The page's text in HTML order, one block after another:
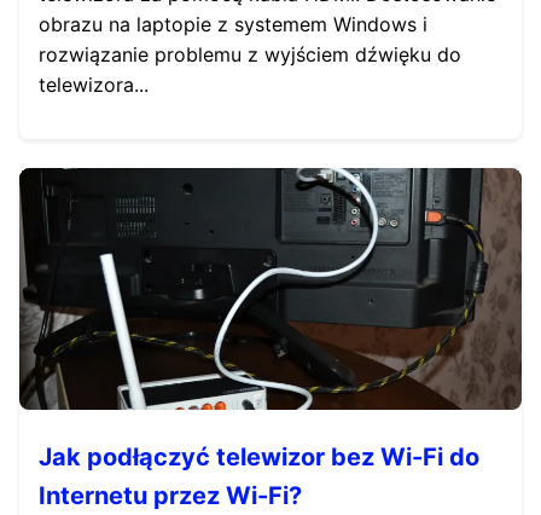
obrazu na laptopie z systemem Windows i
rozwiązanie problemu z wyjściem dźwięku do
telewizora...
Jak podłączyć telewizor bez Wi-Fi do
Internetu przez Wi-Fi?